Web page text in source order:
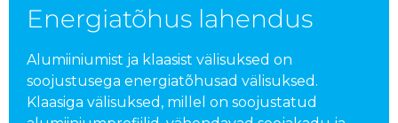
Energiatõhus lahendus
Alumiiniumist ja klaasist välisuksed on
soojustusega energiatõhusad välisuksed.
Klaasiga välisuksed, millel on soojustatud